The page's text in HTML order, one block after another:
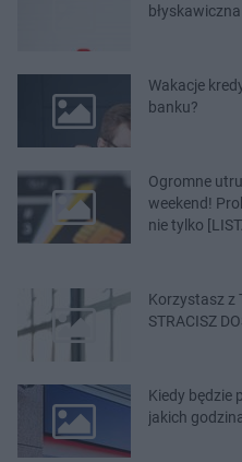
Wakacje
banku?
Ogromne
weekend!
nie tylko
Korzystasz z
STRACISZ
Kiedy będzie
jakich